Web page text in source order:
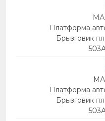
Платформа
Брызговик
Платформа
Брызговик